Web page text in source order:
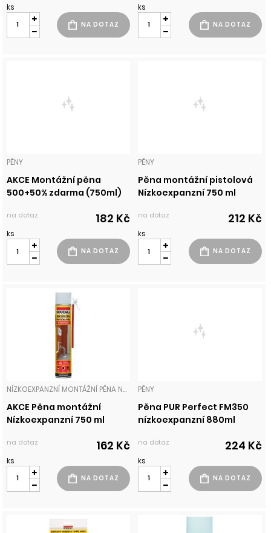
ks ks
PĚNY
AKCE Montážní pěna
500+50% zdarma (750ml)
na dotaz 182 Kč
ks
PĚNY
Pěna montážní pistolová
Nízkoexpanzní 750 ml
na dotaz 212 Kč
ks
NÍZKOEXPANZNÍ MONTÁŽNÍ PĚNA NA BÁZI POLYURETANU SE ZVÝŠENOU VYDATNOSTÍ AŽ 45 LITRŮ Z DÓZY 750 ML. PĚNY
AKCE Pěna montážní
Nízkoexpanzní 750 ml
na dotaz 162 Kč
ks
PĚNY
Pěna PUR Perfect FM350
nízkoexpanzní 880ml
na dotaz 224 Kč
ks